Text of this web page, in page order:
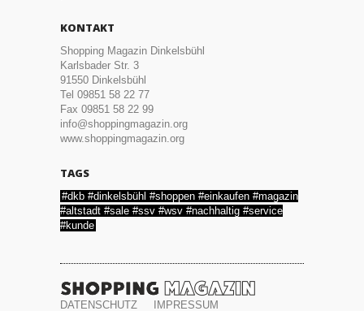
KONTAKT
Shopping Magazin Dinkelsbühl
Karlsbader Str. 3
91550 Dinkelsbühl
Tel 09851 58 22 77
Fax 09851 58 22 99
info@shoppingmagazin.org
www.shoppingmagazin.org
TAGS
#dkb #dinkelsbühl #shoppen #einkaufen #magazin
#altstadt #sale #ssv #wsv #nachhaltig #service
#kunde
DATENSCHUTZ IMPRESSUM